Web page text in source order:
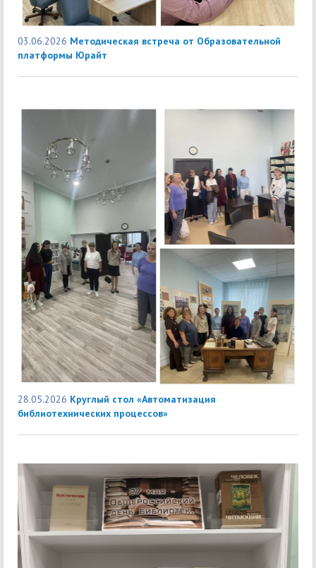
03.06.2026 Методическая встреча от Образовательной
платформы Юрайт
28.05.2026 Круглый стол «Автоматизация
библиотехнических процессов»